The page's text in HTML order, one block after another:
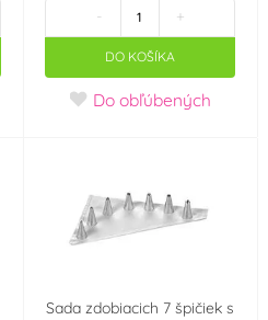
- +
DO KOŠÍKA
Do obľúbených
Sada zdobiacich 7 špičiek s